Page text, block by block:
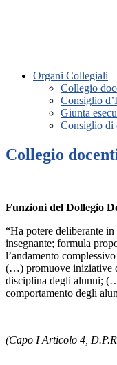
Organi Collegiali
Collegio
Consiglio
Giunta
Consiglio di
Collegio
Funzioni del Dollegio
“Ha potere deliberante
insegnante; formula
l’andamento
(…) promuove iniziative
disciplina degli alunni;
comportamento degli
(Capo I Articolo 4,